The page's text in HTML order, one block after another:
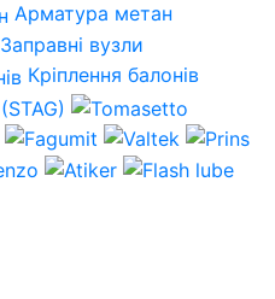
Арматура метан
Заправні вузли
Кріплення балонів